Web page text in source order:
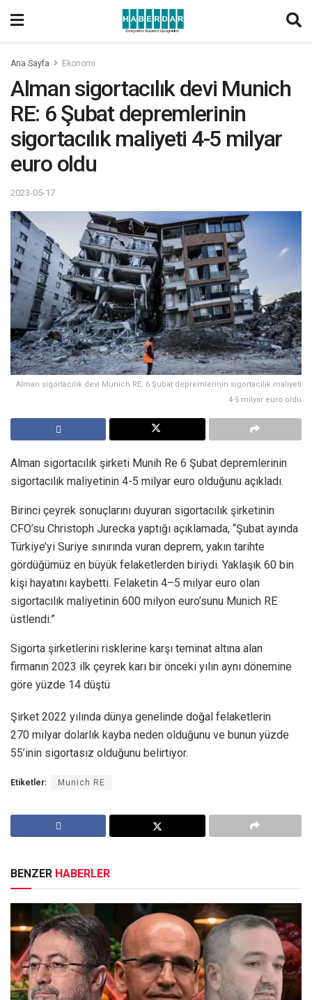
Ana Sayfa Ekonomi
Alman sigortacılık devi Munich
RE: 6 Şubat depremlerinin
sigortacılık maliyeti 4-5 milyar
euro oldu
2023-05-17
Alman sigortacılık devi Munich RE: 6 Şubat depremlerinin sigortacılık maliyeti
4-5 milyar euro oldu
Alman sigortacılık şirketi Munih Re 6 Şubat depremlerinin
sigortacılık maliyetinin 4-5 milyar euro olduğunu açıkladı.
Birinci çeyrek sonuçlarını duyuran sigortacılık şirketinin
CFO’su Christoph Jurecka yaptığı açıklamada, “Şubat ayında
Türkiye’yi Suriye sınırında vuran deprem, yakın tarihte
gördüğümüz en büyük felaketlerden biriydi. Yaklaşık 60 bin
kişi hayatını kaybetti. Felaketin 4–5 milyar euro olan
sigortacılık maliyetinin 600 milyon euro’sunu Munich RE
üstlendi.”
Sigorta şirketlerini risklerine karşı teminat altına alan
firmanın 2023 ilk çeyrek karı bir önceki yılın aynı dönemine
göre yüzde 14 düştü
Şirket 2022 yılında dünya genelinde doğal felaketlerin
270 milyar dolarlık kayba neden olduğunu ve bunun yüzde
55’inin sigortasız olduğunu belirtiyor.
Etiketler: Munich RE
BENZER HABERLER